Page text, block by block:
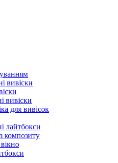
вивіски
вивіски
для вивісок
лайтбокси
композиту